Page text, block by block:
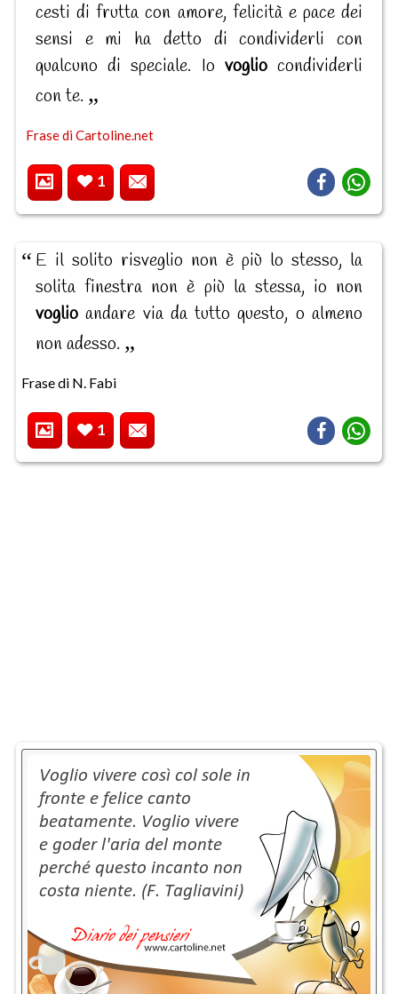
cesti di frutta con amore, felicità e pace dei
sensi e mi ha detto di condividerli con
qualcuno di speciale. Io vogliocondividerli
con te.
Frase di Cartoline.net
1
E il solito risveglio non è più lo stesso, la
solita finestra non è più la stessa, io non
voglio andare via da tutto questo, o almeno
non adesso.
Frase di N. Fabi
1